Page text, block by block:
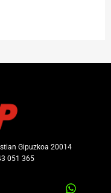
Gipuzkoa 20014
051 365